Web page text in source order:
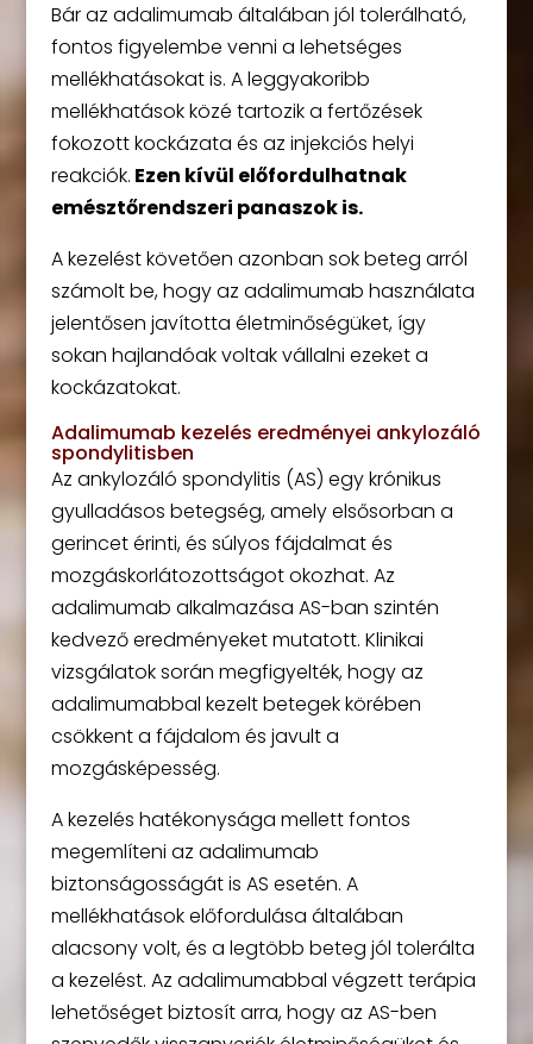
Bár az adalimumab általában jól tolerálható,
fontos figyelembe venni a lehetséges
mellékhatásokat is. A leggyakoribb
mellékhatások közé tartozik a fertőzések
fokozott kockázata és az injekciós helyi
reakciók. Ezen kívül előfordulhatnak
emésztőrendszeri panaszok is.
A kezelést követően azonban sok beteg arról
számolt be, hogy az adalimumab használata
jelentősen javította életminőségüket, így
sokan hajlandóak voltak vállalni ezeket a
kockázatokat.
Adalimumab kezelés eredményei ankylozáló
spondylitisben
Az ankylozáló spondylitis (AS) egy krónikus
gyulladásos betegség, amely elsősorban a
gerincet érinti, és súlyos fájdalmat és
mozgáskorlátozottságot okozhat. Az
adalimumab alkalmazása AS-ban szintén
kedvező eredményeket mutatott. Klinikai
vizsgálatok során megfigyelték, hogy az
adalimumabbal kezelt betegek körében
csökkent a fájdalom és javult a
mozgásképesség.
A kezelés hatékonysága mellett fontos
megemlíteni az adalimumab
biztonságosságát is AS esetén. A
mellékhatások előfordulása általában
alacsony volt, és a legtöbb beteg jól tolerálta
a kezelést. Az adalimumabbal végzett terápia
lehetőséget biztosít arra, hogy az AS-ben